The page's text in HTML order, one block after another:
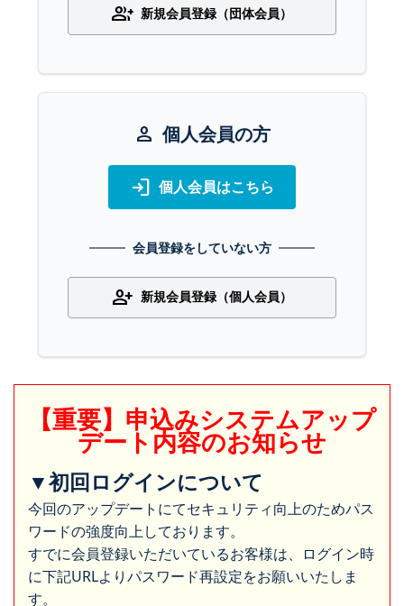
group_add 新規会員登録（団体会員）
person 個人会員の方
login 個人会員はこちら
会員登録をしていない方
person_add 新規会員登録（個人会員）
【重要】申込みシステムアップ
デート内容のお知らせ
▼初回ログインについて
今回のアップデートにてセキュリティ向上のためパス
ワードの強度向上しております。
すでに会員登録いただいているお客様は、ログイン時
に下記URLよりパスワード再設定をお願いいたしま
す。